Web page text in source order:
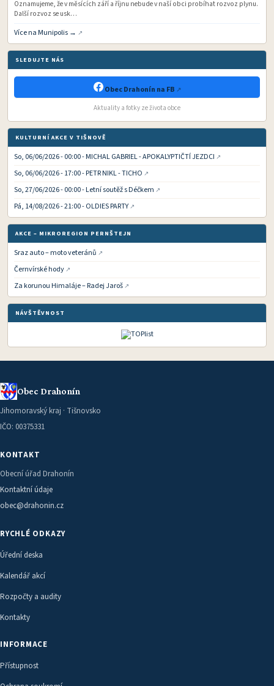
Oznamujeme, že v měsících září a říjnu nebude v naší obci probíhat rozvoz plynu.
Další rozvoz se usk…
Více na Munipolis →
SLEDUJTE NÁS
Obec Drahonín na FB
Aktuality a fotky ze života obce
KULTURNÍ AKCE V TIŠNOVĚ
So, 06/06/2026 - 00:00 - MICHAL GABRIEL - APOKALYPTIČTÍ JEZDCI
So, 06/06/2026 - 17:00 - PETR NIKL - TICHO
So, 27/06/2026 - 00:00 - Letní soutěž s Déčkem
Pá, 14/08/2026 - 21:00 - OLDIES PARTY
AKCE – MIKROREGION PERNŠTEJN
Sraz auto – moto veteránů
Černvírské hody
Za korunou Himaláje – Radej Jaroš
NÁVŠTĚVNOST
Obec Drahonín
Jihomoravský kraj · Tišnovsko
IČO: 00375331
KONTAKT
Obecní úřad Drahonín
Kontaktní údaje
obec@drahonin.cz
RYCHLÉ ODKAZY
Úřední deska
Kalendář akcí
Rozpočty a audity
Kontakty
INFORMACE
Přístupnost